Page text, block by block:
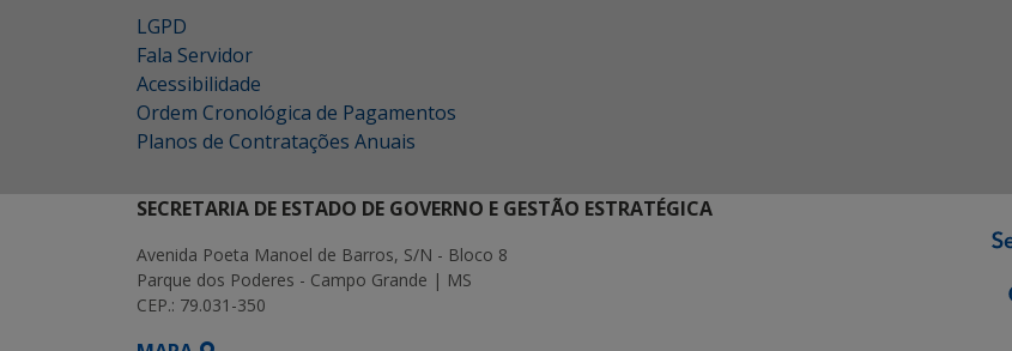
LGPD
Fala Servidor
Acessibilidade
Ordem Cronológica de Pagamentos
Planos de Contratações Anuais
SECRETARIA DE ESTADO DE GOVERNO E GESTÃO ESTRATÉGICA
Avenida Poeta Manoel de Barros, S/N - Bloco 8
Parque dos Poderes - Campo Grande | MS
CEP.: 79.031-350